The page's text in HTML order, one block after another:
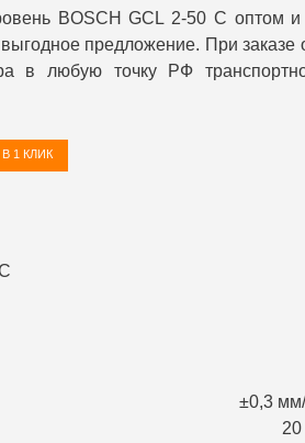
BOSCH GCL 2-50 C оптом и
предложение. При заказе
в любую точку РФ
1 КЛИК
±0,3